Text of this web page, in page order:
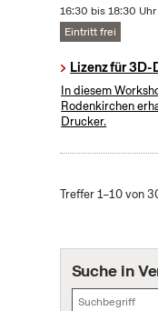
16:30 bis 18:30 Uhr
Eintritt frei
Lizenz für 3D-
In diesem
Rodenkirchen
Drucker.
Treffer 1–10 von
Suche in